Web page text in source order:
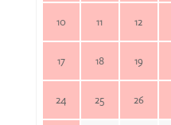
10 11 12
17 18 19
24 25 26